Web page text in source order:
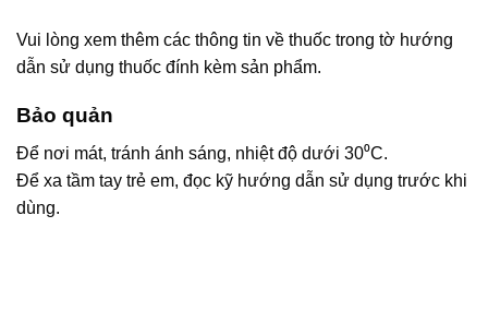
Vui lòng xem thêm các thông tin về thuốc trong tờ hướng
dẫn sử dụng thuốc đính kèm sản phẩm.
Bảo quản
Để nơi mát, tránh ánh sáng, nhiệt độ dưới 30⁰C.
Để xa tầm tay trẻ em, đọc kỹ hướng dẫn sử dụng trước khi
dùng.